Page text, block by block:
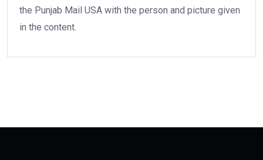
the Punjab Mail USA with the person and picture given
in the content.